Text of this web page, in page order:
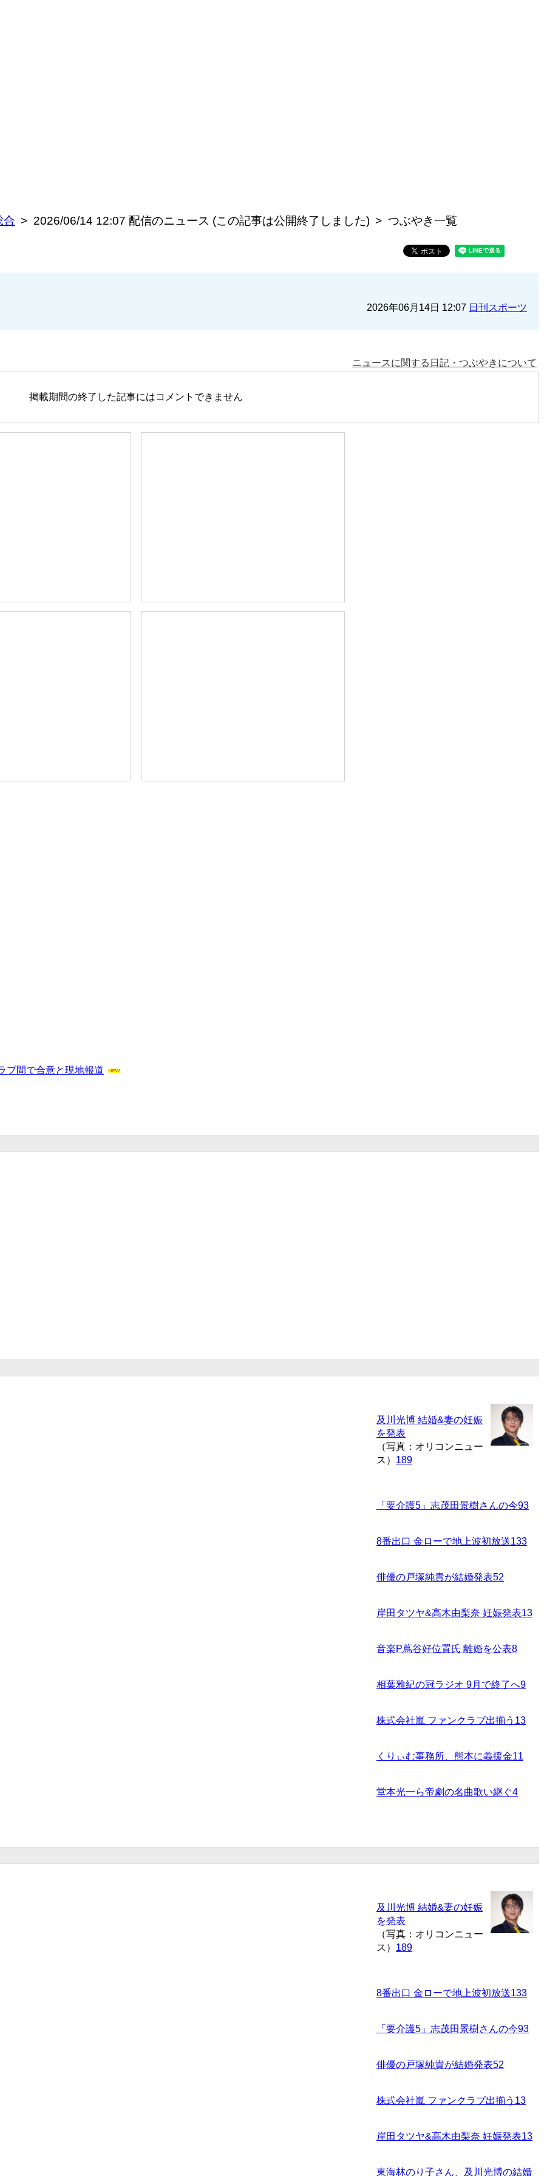
合 2026/06/14 12:07 配信のニュース (この記事は公開終了しました) つぶやき一覧
2026年06月14日 12:07 日刊スポーツ
ニュースに関する日記・つぶやきについて
掲載期間の終了した記事にはコメントできません
ブ間で合意と現地報道
及川光博 結婚&妻の妊娠
を発表
（写真：オリコンニュー
ス） 189
「要介護5」志茂田景樹さんの今93
8番出口 金ローで地上波初放送133
俳優の戸塚純貴が結婚発表52
岸田タツヤ&高木由梨奈 妊娠発表13
音楽P蔦谷好位置氏 離婚を公表8
相葉雅紀の冠ラジオ 9月で終了へ9
株式会社嵐 ファンクラブ出揃う 13
くりぃむ事務所、熊本に義援金11
堂本光一ら帝劇の名曲歌い継ぐ4
及川光博 結婚&妻の妊娠
を発表
（写真：オリコンニュー
ス） 189
8番出口 金ローで地上波初放送133
「要介護5」志茂田景樹さんの今93
俳優の戸塚純貴が結婚発表52
株式会社嵐 ファンクラブ出揃う 13
岸田タツヤ&高木由梨奈 妊娠発表13
東海林のり子さん、及川光博の結婚